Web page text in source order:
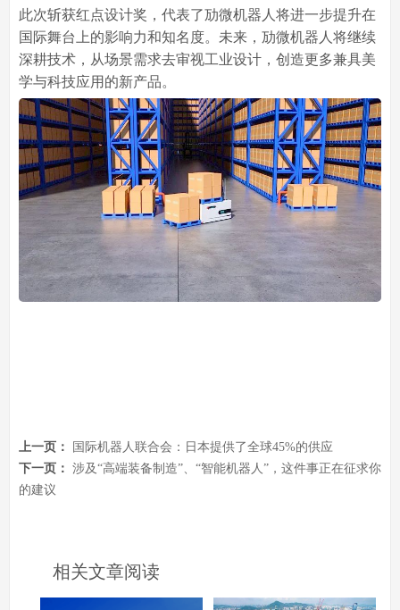
此次斩获红点设计奖，代表了劢微机器人将进一步提升在
国际舞台上的影响力和知名度。未来，劢微机器人将继续
深耕技术，从场景需求去审视工业设计，创造更多兼具美
学与科技应用的新产品。
上一页：
国际机器人联合会：日本提供了全球45%的供应
下一页： 涉及“高端装备制造”、“智能机器人”，这件事正在征求你
的建议
相关文章阅读